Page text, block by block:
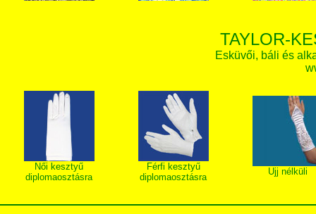
TAYLOR-
Esküvői, báli és
Női kesztyű
diplomaosztásra
Férfi kesztyű
diplomaosztásra
Ujj nélküli